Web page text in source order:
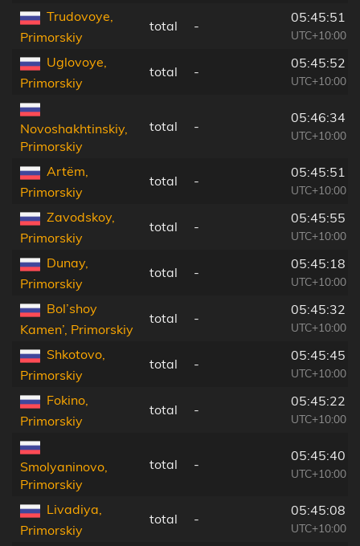
Trudovoye,
Primorskiy
total -
05:45:51
UTC+10:00
Uglovoye,
Primorskiy
total -
05:45:52
UTC+10:00
Novoshakhtinskiy,
Primorskiy
total -
05:46:34
UTC+10:00
Artëm,
Primorskiy
total -
05:45:51
UTC+10:00
Zavodskoy,
Primorskiy
total -
05:45:55
UTC+10:00
Dunay,
Primorskiy
total -
05:45:18
UTC+10:00
Bol’shoy
Kamen’, Primorskiy
total -
05:45:32
UTC+10:00
Shkotovo,
Primorskiy
total -
05:45:45
UTC+10:00
Fokino,
Primorskiy
total -
05:45:22
UTC+10:00
Smolyaninovo,
Primorskiy
total -
05:45:40
UTC+10:00
Livadiya,
Primorskiy
total -
05:45:08
UTC+10:00